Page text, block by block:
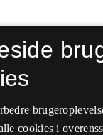
cookies i